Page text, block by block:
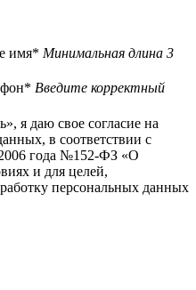
имя* Минимальная длина 3
Введите корректный
я даю свое согласие на
в соответствии с
года №152-ФЗ «О
и для целей,
персональных данных